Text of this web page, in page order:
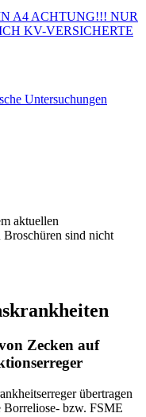
A4 ACHTUNG!!! NUR
KV-VERSICHERTE
Untersuchungen
aktuellen
Broschüren sind nicht
Zecken auf
übertragen
Borreliose- bzw. FSME